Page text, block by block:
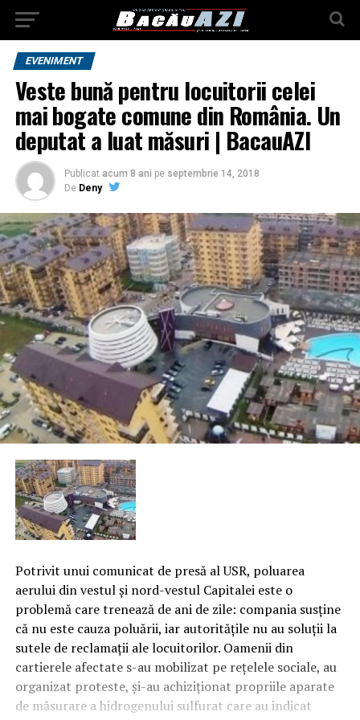
EVENIMENT
Veste bună pentru locuitorii celei
mai bogate comune din România. Un
deputat a luat măsuri | BacauAZI
Publicat acum 8 ani pe septembrie 14, 2018
De Deny
Potrivit unui comunicat de presă al USR, poluarea
aerului din vestul şi nord-vestul Capitalei este o
problemă care trenează de ani de zile: compania susţine
că nu este cauza poluării, iar autorităţile nu au soluţii la
sutele de reclamaţii ale locuitorilor. Oamenii din
cartierele afectate s-au mobilizat pe reţelele sociale, au
organizat proteste, şi-au achiziţionat propriile aparate
de măsurare a hidrogenului sulfurat care au indicat